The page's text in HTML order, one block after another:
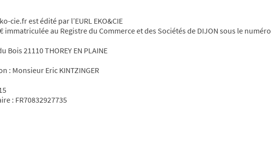
cie.fr est édité par l’EURL EKO&CIE
immatriculée au Registre du Commerce et des Sociétés de DIJON sous le numéro
Bois 21110 THOREY EN PLAINE
: Monsieur Eric KINTZINGER
: FR70832927735